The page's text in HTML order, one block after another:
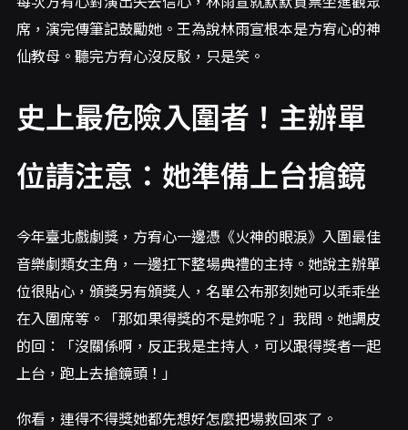
席，演完傳筆記鼓勵她。王為說林雨宣根本是方宥心的神
仙教母。聽完方宥心沒反駁，只是笑。
史上最危險入圍者！主辦單
位請注意：她準備上台搶鏡
今年臺北戲劇獎，方宥心一邊憑《火神的眼淚》入圍最佳
音樂劇類女主角，一邊扛下整場典禮的主持。她說主辦單
位很貼心，頒獎另有頒獎人，名單公布那刻她可以乖乖坐
在入圍席等。「那如果得獎的不是妳呢？」我問。她調皮
的回：「沒關係啊，反正我是主持人，可以跟得獎者一起
上台，跑上去搶鏡頭！」
你看，連得不得獎她都先想好怎麼把場救回來了。